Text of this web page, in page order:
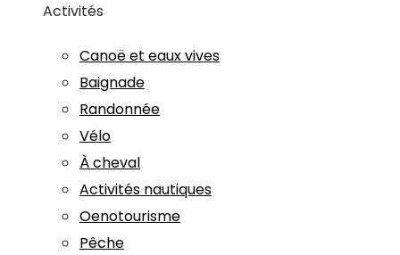
Activités
Canoë et eaux vives
Baignade
Randonnée
Vélo
À cheval
Activités nautiques
Oenotourisme
Pêche